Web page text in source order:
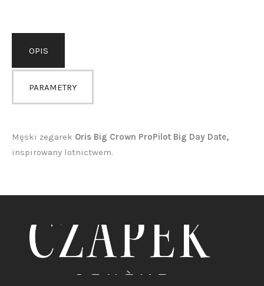
OPIS
PARAMETRY
Męski zegarek Oris Big Crown ProPilot Big Day Date,
inspirowany lotnictwem.